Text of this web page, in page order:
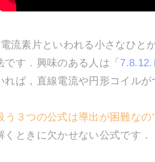
電流素片といわれる小さなひと
す．興味のある人は「 7.8.12.
ば，直線電流や円形コイルが
う３つの公式は導出が困難な
ときに欠かせない公式です．